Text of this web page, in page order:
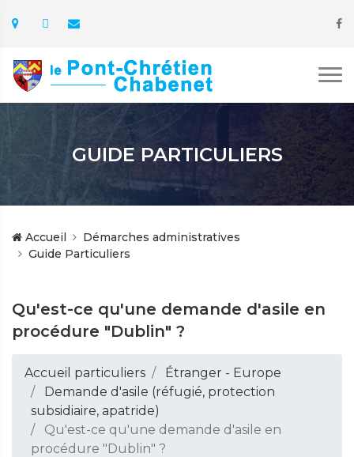
GUIDE PARTICULIERS
Accueil
Démarches administratives
Guide Particuliers
Qu'est-ce qu'une demande d'asile en
procédure "Dublin" ?
Accueil particuliers
Étranger - Europe
Demande d'asile (réfugié, protection
subsidiaire, apatride)
Qu'est-ce qu'une demande d'asile en
procédure "Dublin" ?